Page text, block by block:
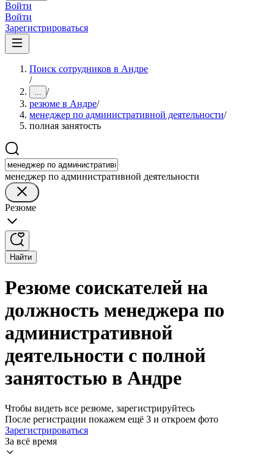
Войти
Войти
Зарегистрироваться
Поиск сотрудников в Андре
/
... /
резюме в Андре/
менеджер по административной деятельности/
полная занятость
менеджер по административной деятельности
Резюме
Найти
Резюме соискателей на
должность менеджера по
административной
деятельности с полной
занятостью в Андре
Чтобы видеть все резюме, зарегистрируйтесь
После регистрации покажем ещё 3 и откроем фото
Зарегистрироваться
За всё время